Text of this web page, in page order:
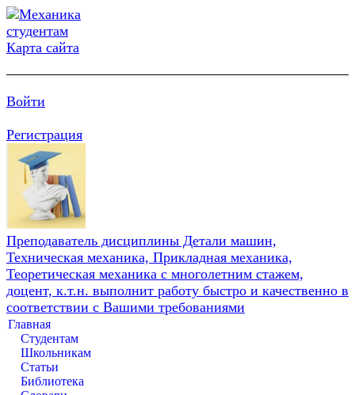
Карта сайта
Войти
Регистрация
Преподаватель дисциплины Детали машин,
Техническая механика, Прикладная механика,
Теоретическая механика с многолетним стажем,
доцент, к.т.н. выполнит работу быстро и качественно в
соответствии с Вашими требованиями
Главная
Студентам
Школьникам
Статьи
Библиотека